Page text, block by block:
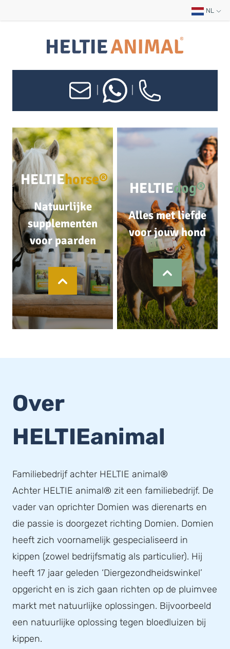
NL
HELTIEhorse®
Natuurlijke
supplementen
voor paarden
HELTIEdog®
Alles met liefde
voor jouw hond
Over
HELTIEanimal
Familiebedrijf achter HELTIE animal®
Achter HELTIE animal® zit een familiebedrijf. De
vader van oprichter Domien was dierenarts en
die passie is doorgezet richting Domien. Domien
heeft zich voornamelijk gespecialiseerd in
kippen (zowel bedrijfsmatig als particulier). Hij
heeft 17 jaar geleden ‘Diergezondheidswinkel’
opgericht en is zich gaan richten op de pluimvee
markt met natuurlijke oplossingen. Bijvoorbeeld
een natuurlijke oplossing tegen bloedluizen bij
kippen.